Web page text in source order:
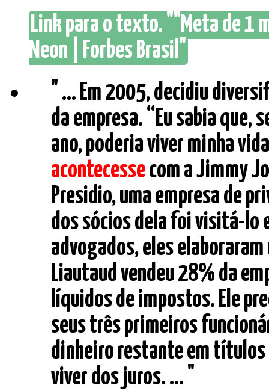
Link para o texto. ""Meta de 1
Neon | Forbes Brasil"
" ... Em 2005, decidiu
da empresa. “Eu sabia que,
ano, poderia viver minha
acontecessecom a Jimmy
Presidio, uma empresa de
dos sócios dela foi visitá-lo
advogados, eles
Liautaud vendeu 28% da
líquidos de impostos. Ele
seus três primeiros
dinheiro restante em títulos
viver dos juros. ... "